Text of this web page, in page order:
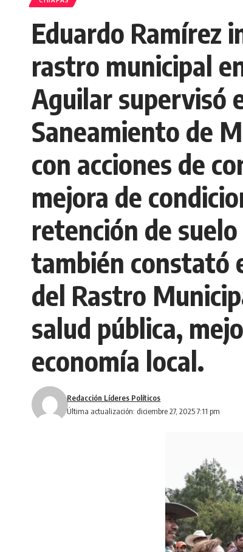
Eduardo Ramírez
rastro municipal
Aguilar supervisó
Saneamiento de
con acciones de
mejora de
retención de
también constató
del Rastro
salud pública,
economía local.
Última actualización: diciembre 27, 2025 7:11 pm
Redacción Líderes Políticos